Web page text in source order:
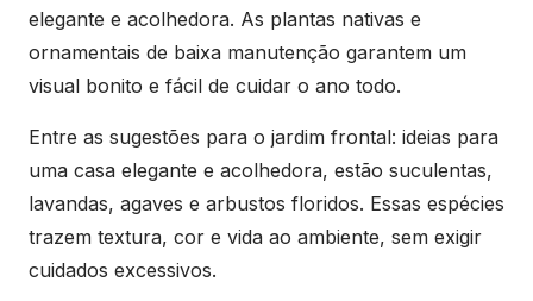
elegante e acolhedora. As plantas nativas e
ornamentais de baixa manutenção garantem um
visual bonito e fácil de cuidar o ano todo.
Entre as sugestões para o jardim frontal: ideias para
uma casa elegante e acolhedora, estão suculentas,
lavandas, agaves e arbustos floridos. Essas espécies
trazem textura, cor e vida ao ambiente, sem exigir
cuidados excessivos.